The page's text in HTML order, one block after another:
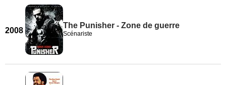
2008
The Punisher - Zone de guerre
Scénariste